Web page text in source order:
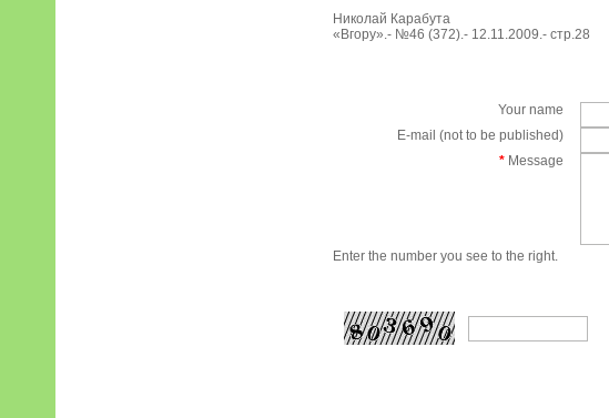
Николай Карабута
«Вгору».- №46 (372).- 12.11.2009.- стр.28
Your name
E-mail (not to be published)
* Message
Enter the number you see to the right.